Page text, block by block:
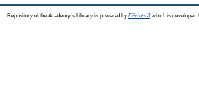
Repository of the Academy's Library is powered by EPrints 3which is developed